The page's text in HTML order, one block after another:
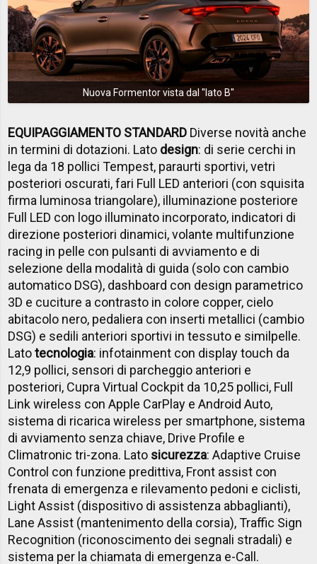
Nuova Formentor vista dal ''lato B''
EQUIPAGGIAMENTO STANDARD Diverse novità anche
in termini di dotazioni. Lato design: di serie cerchi in
lega da 18 pollici Tempest, paraurti sportivi, vetri
posteriori oscurati, fari Full LED anteriori (con squisita
firma luminosa triangolare), illuminazione posteriore
Full LED con logo illuminato incorporato, indicatori di
direzione posteriori dinamici, volante multifunzione
racing in pelle con pulsanti di avviamento e di
selezione della modalità di guida (solo con cambio
automatico DSG), dashboard con design parametrico
3D e cuciture a contrasto in colore copper, cielo
abitacolo nero, pedaliera con inserti metallici (cambio
DSG) e sedili anteriori sportivi in tessuto e similpelle.
Latotecnologia: infotainment con display touch da
12,9 pollici, sensori di parcheggio anteriori e
posteriori, Cupra Virtual Cockpit da 10,25 pollici, Full
Link wireless con Apple CarPlay e Android Auto,
sistema di ricarica wireless per smartphone, sistema
di avviamento senza chiave, Drive Profile e
Climatronic tri-zona. Lato sicurezza: Adaptive Cruise
Control con funzione predittiva, Front assist con
frenata di emergenza e rilevamento pedoni e ciclisti,
Light Assist (dispositivo di assistenza abbaglianti),
Lane Assist (mantenimento della corsia), Traffic Sign
Recognition (riconoscimento dei segnali stradali) e
sistema per la chiamata di emergenza e-Call.